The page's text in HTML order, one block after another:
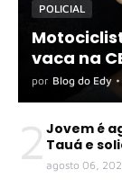
POLICIAL
vaca na
por Blog do Edy •
2 Jovem é
Tauá e
agosto 06,